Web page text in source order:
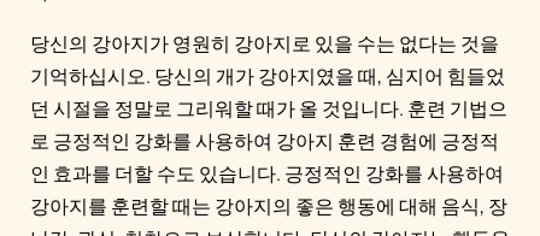
당신의 강아지가 영원히 강아지로 있을 수는 없다는 것을
기억하십시오. 당신의 개가 강아지였을 때, 심지어 힘들었
던 시절을 정말로 그리워할 때가 올 것입니다. 훈련 기법으
로 긍정적인 강화를 사용하여 강아지 훈련 경험에 긍정적
인 효과를 더할 수도 있습니다. 긍정적인 강화를 사용하여
강아지를 훈련할 때는 강아지의 좋은 행동에 대해 음식, 장